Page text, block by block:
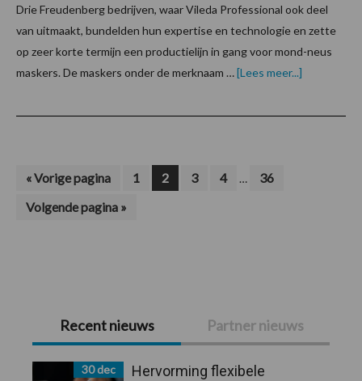
Drie Freudenberg bedrijven, waar Vileda Professional ook deel
van uitmaakt, bundelden hun expertise en technologie en zette
op zeer korte termijn een productielijn in gang voor mond-neus
maskers. De maskers onder de merknaam …[Lees meer...]
«Ga
Vorige pagina Pagina
1 Pagina
2 Pagina
3 Pagina
4
Interim
… Pagina
36
Ga
naar
Volgende pagina »
Primaire
Sidebar
Recent nieuws Partner nieuws
30 dec
Hervorming flexibele